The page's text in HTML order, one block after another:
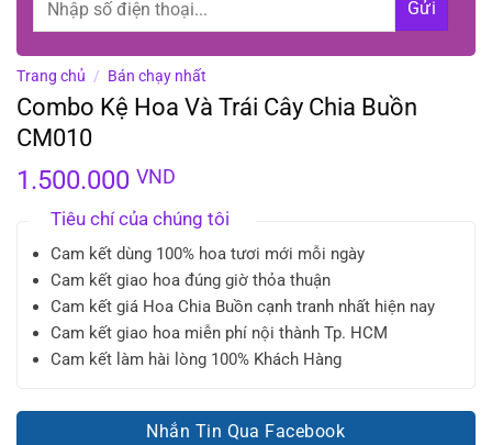
Trang chủ / Bán chạy nhất
Combo Kệ Hoa Và Trái Cây Chia Buồn
CM010
1.500.000 VND
Tiêu chí của chúng tôi
Cam kết dùng 100% hoa tươi mới mỗi ngày
Cam kết giao hoa đúng giờ thỏa thuận
Cam kết giá Hoa Chia Buồn cạnh tranh nhất hiện nay
Cam kết giao hoa miễn phí nội thành Tp. HCM
Cam kết làm hài lòng 100% Khách Hàng
Nhắn Tin Qua Facebook